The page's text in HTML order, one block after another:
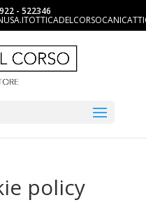
- 522346
policy